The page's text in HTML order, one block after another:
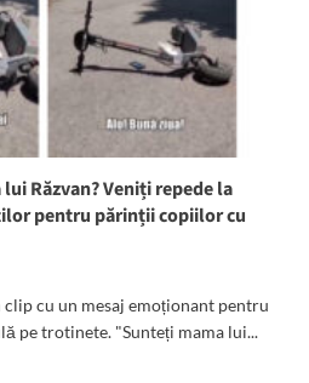
Răzvan? Veniți repede la
pentru părinții copiilor cu
cu un mesaj emoționant pentru
pe trotinete. "Sunteți mama lui...